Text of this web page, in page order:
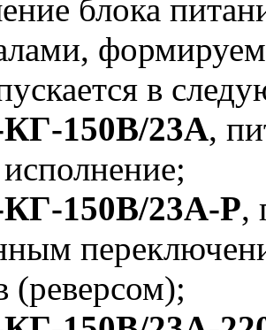
блока
в
150В/23А,
150В/23А-Р,
(реверсом);